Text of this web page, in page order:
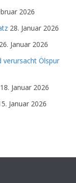
2026
28. Januar 2026
26. Januar 2026
verursacht Ölspur
18. Januar 2026
Januar 2026